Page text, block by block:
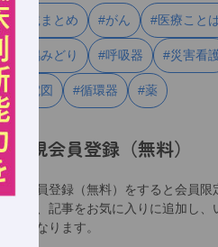
#連載まとめ #がん #医療こと
#川嶋みどり #呼吸器 #災害看
#心電図 #循環器 #薬
新規会員登録（無料）
新規会員登録（無料）をすると会員限
るほか、記事をお気に入りに追加し
ようになります。